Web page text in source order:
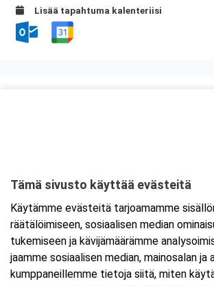
Lisää tapahtuma kalenteriisi
Tarkempi kartta ja ajo-ohjeet
Tämä sivusto käyttää evästeitä
Käytämme evästeitä tarjoamamme
räätälöimiseen, sosiaalisen median
tukemiseen ja kävijämäärämme
jaamme sosiaalisen median, mainosalan ja
kumppaneillemme tietoja siitä, miten